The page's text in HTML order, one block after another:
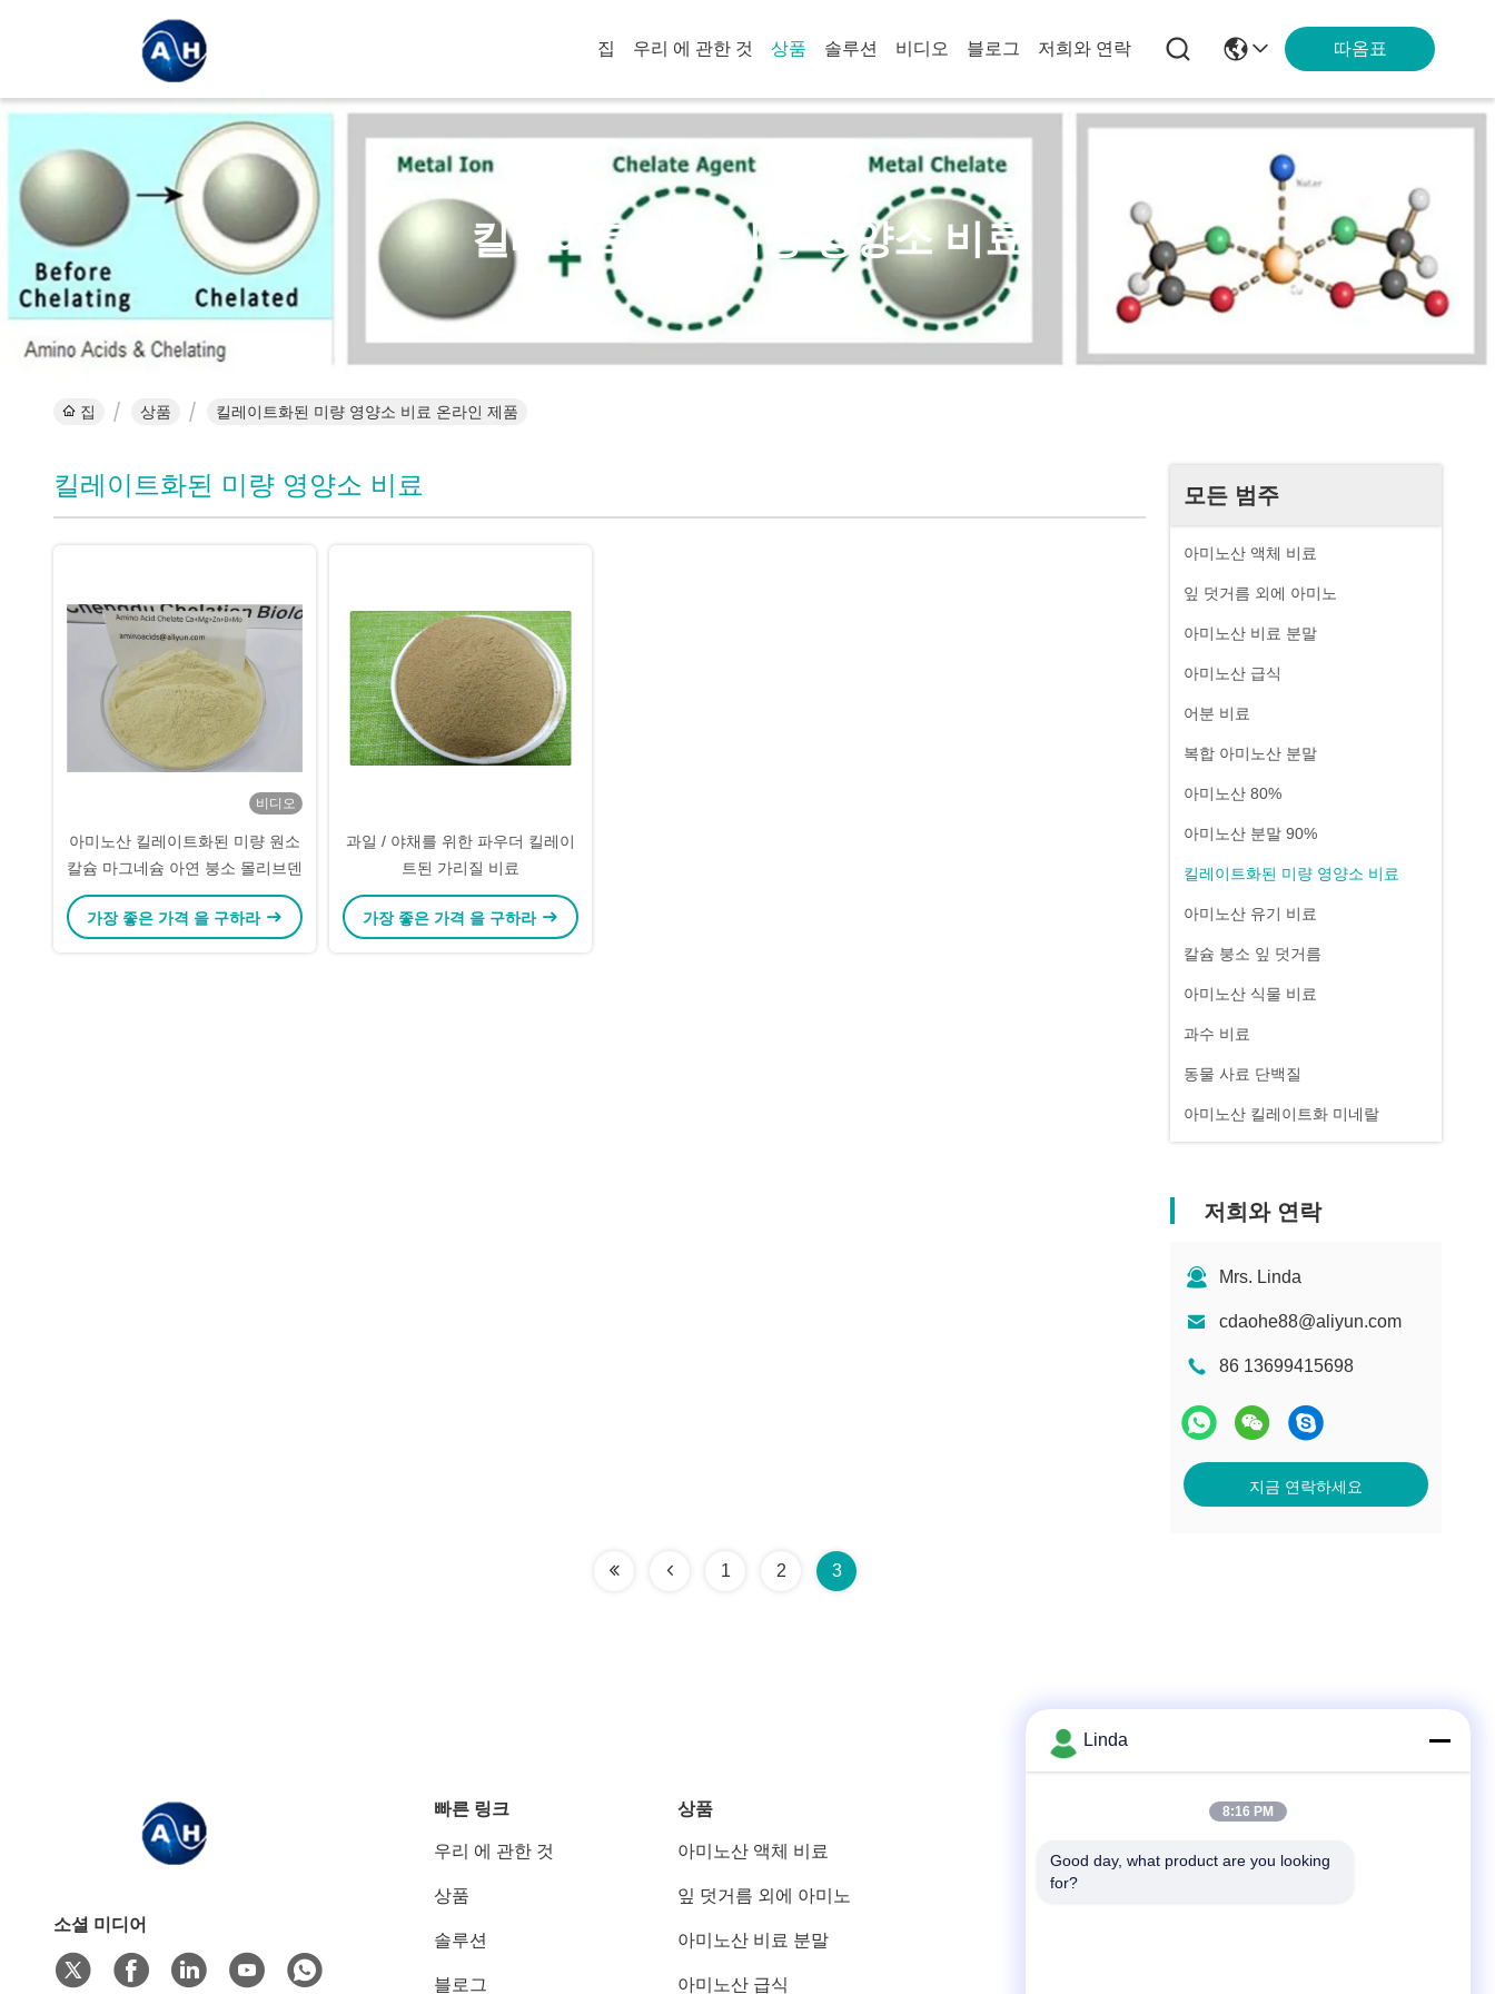
집 우리 에 관한 것 상품 솔루션 비디오 블로그 저희와 연락 따옴표
킬레이트화된 미량 영양소 비료
집 상품 킬레이트화된 미량 영양소 비료 온라인 제품
모든 범주
아미노산 액체 비료
잎 덧거름 외에 아미노
아미노산 비료 분말
아미노산 급식
어분 비료
복합 아미노산 분말
아미노산 80%
아미노산 분말 90%
킬레이트화된 미량 영양소 비료
아미노산 유기 비료
칼슘 붕소 잎 덧거름
아미노산 식물 비료
과수 비료
동물 사료 단백질
아미노산 킬레이트화 미네랄
저희와 연락
Mrs. Linda
cdaohe88@aliyun.com
86 13699415698
지금 연락하세요
킬레이트화된 미량 영양소 비료
비디오
아미노산 킬레이트화된 미량 원소
칼슘 마그네슘 아연 붕소 몰리브덴
가장 좋은 가격 을 구하라
과일 / 야채를 위한 파우더 킬레이
트된 가리질 비료
가장 좋은 가격 을 구하라
1 2 3
소셜 미디어
빠른 링크
우리 에 관한 것
상품
솔루션
블로그
상품
아미노산 액체 비료
잎 덧거름 외에 아미노
아미노산 비료 분말
아미노산 급식
전화
Linda
8:16 PM
Good day, what product are you looking
for?